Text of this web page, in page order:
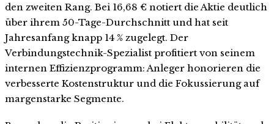
den zweiten Rang. Bei 16,68 € notiert die Aktie deutlich
über ihrem 50-Tage-Durchschnitt und hat seit
Jahresanfang knapp 14 % zugelegt. Der
Verbindungstechnik-Spezialist profitiert von seinem
internen Effizienzprogramm: Anleger honorieren die
verbesserte Kostenstruktur und die Fokussierung auf
margenstarke Segmente.